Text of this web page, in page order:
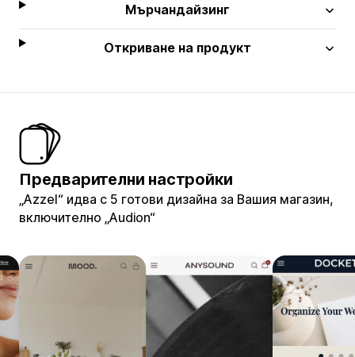
Мърчандайзинг
Откриване на продукт
Предварителни настройки
„Azzel“ идва с 5 готови дизайна за Вашия магазин,
включително „Audion“